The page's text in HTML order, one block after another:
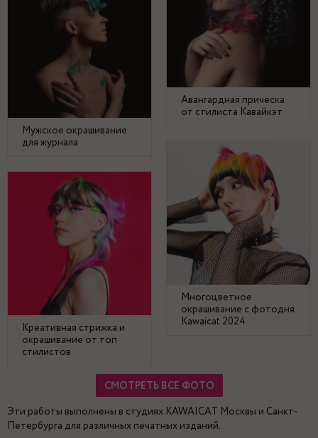
Авангардная прическа
от стилиста Кавайкэт
Мужское окрашивание
для журнала
Многоцветное
окрашивание с фотодня
Kawaicat 2024
Креативная стрижка и
окрашивание от топ
стилистов
СМОТРЕТЬ ВСЕ ФОТО
Эти работы выполнены в студиях KAWAICAT Москвы и Санкт-
Петербурга для различных печатных изданий.